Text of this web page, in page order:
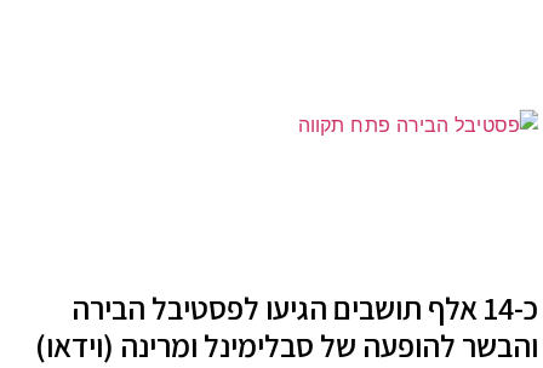
כ-14 אלף תושבים הגיעו לפסטיבל הבירה
והבשר להופעה של סבלימינל ומרינה (וידאו)